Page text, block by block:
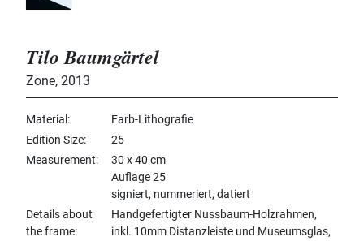
Tilo Baumgärtel
Zone, 2013
Material
Farb-Lithografie
Edition Size
25
Measurement
30 x 40 cm
Auflage 25
signiert, nummeriert, datiert
Details about
the frame
Handgefertigter Nussbaum-Holzrahmen,
inkl. 10mm Distanzleiste und Museumsglas,